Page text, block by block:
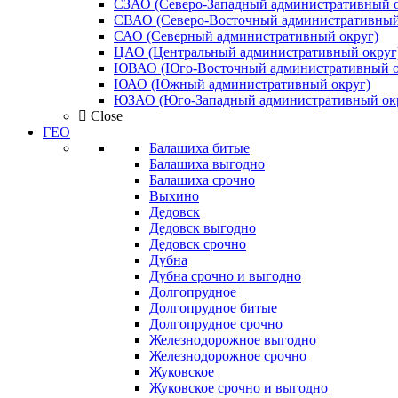
СЗАО (Северо-Западный административный
СВАО (Северо-Восточный
САО (Северный административный округ)
ЦАО (Центральный административный
ЮВАО (Юго-Восточный административный
ЮАО (Южный административный округ)
ЮЗАО (Юго-Западный административный
Close
ГЕО
Балашиха битые
Балашиха выгодно
Балашиха срочно
Выхино
Дедовск
Дедовск выгодно
Дедовск срочно
Дубна
Дубна срочно и выгодно
Долгопрудное
Долгопрудное битые
Долгопрудное срочно
Железнодорожное выгодно
Железнодорожное срочно
Жуковское
Жуковское срочно и выгодно